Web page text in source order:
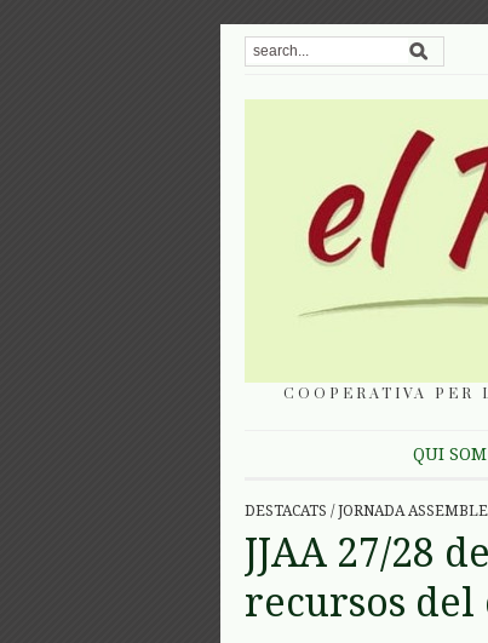
COOPERATIVA
QUI SOM
DESTACATS / JORNADA
JJAA 27/28
recursos del